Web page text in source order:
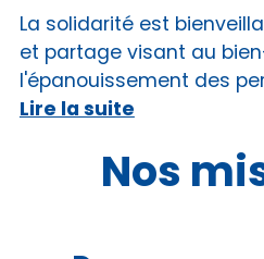
La solidarité est
et partage visant au
l'épanouissement des
Lire la suite
Nos